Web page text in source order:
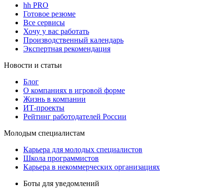
hh PRO
Готовое резюме
Все сервисы
Хочу у вас работать
Производственный календарь
Экспертная рекомендация
Новости и статьи
Блог
О компаниях в игровой форме
Жизнь в компании
ИТ-проекты
Рейтинг работодателей России
Молодым специалистам
Карьера для молодых специалистов
Школа программистов
Карьера в некоммерческих организациях
Боты для уведомлений